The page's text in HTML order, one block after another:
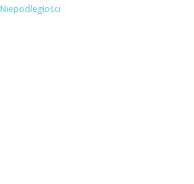
Niepodległości